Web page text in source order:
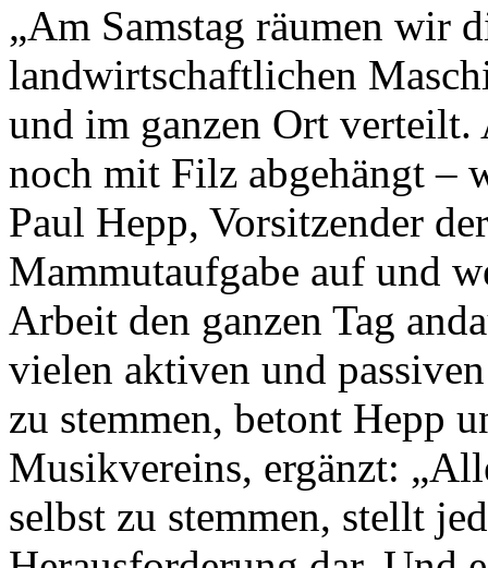
„Am Samstag räumen wir
landwirtschaftlichen
und im ganzen Ort
noch mit Filz abgehängt –
Paul Hepp, Vorsitzender
Mammutaufgabe auf und
Arbeit den ganzen Tag
vielen aktiven und
zu stemmen, betont Hepp
Musikvereins, ergänzt:
selbst zu stemmen, stellt